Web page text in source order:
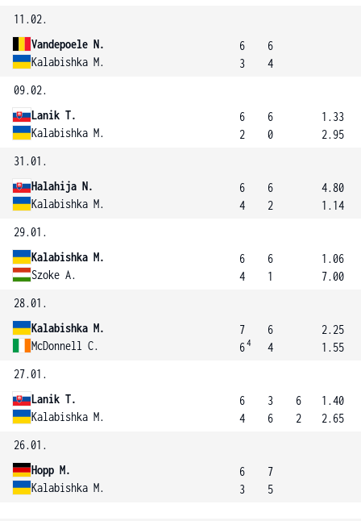
11.02.
Vandepoele N.
Kalabishka M.
6
3
6
4
09.02.
Lanik T.
Kalabishka M.
6
2
6
0
1.33
2.95
31.01.
Halahija N.
Kalabishka M.
6
4
6
2
4.80
1.14
29.01.
Kalabishka M.
Szoke A.
6
4
6
1
1.06
7.00
28.01.
Kalabishka M.
McDonnell C.
7
64
6
4
2.25
1.55
27.01.
Lanik T.
Kalabishka M.
6
4
3
6
6
2
1.40
2.65
26.01.
Hopp M.
Kalabishka M.
6
3
7
5